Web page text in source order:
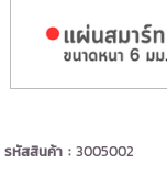
รหัสสินค้า :3005002